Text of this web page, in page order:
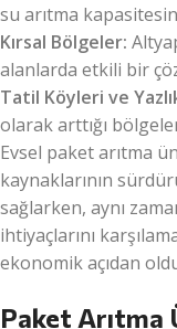
su arıtma
Kırsal Bölgeler:
alanlarda etkili bir
Tatil Köyleri ve
olarak arttığı
Evsel paket arıtma
kaynaklarının
sağlarken, aynı
ihtiyaçlarını
ekonomik açıdan
Paket Arıtma